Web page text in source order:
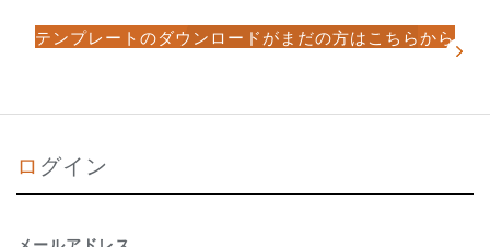
テンプレートのダウンロードがまだの方はこちらから
ログイン